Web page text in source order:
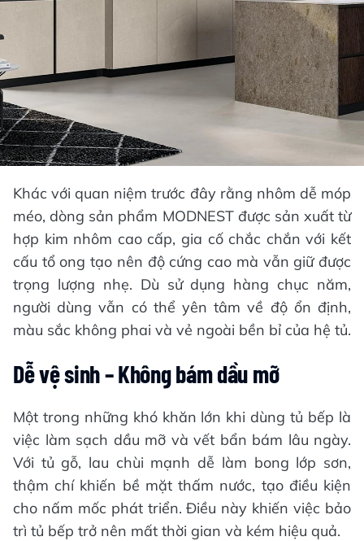
Khác với quan niệm trước đây rằng nhôm dễ móp
méo, dòng sản phẩm MODNEST được sản xuất từ
hợp kim nhôm cao cấp, gia cố chắc chắn với kết
cấu tổ ong tạo nên độ cứng cao mà vẫn giữ được
trọng lượng nhẹ. Dù sử dụng hàng chục năm,
người dùng vẫn có thể yên tâm về độ ổn định,
màu sắc không phai và vẻ ngoài bền bỉ của hệ tủ.
Dễ vệ sinh – Không bám dầu mỡ
Một trong những khó khăn lớn khi dùng tủ bếp là
việc làm sạch dầu mỡ và vết bẩn bám lâu ngày.
Với tủ gỗ, lau chùi mạnh dễ làm bong lớp sơn,
thậm chí khiến bề mặt thấm nước, tạo điều kiện
cho nấm mốc phát triển. Điều này khiến việc bảo
trì tủ bếp trở nên mất thời gian và kém hiệu quả.